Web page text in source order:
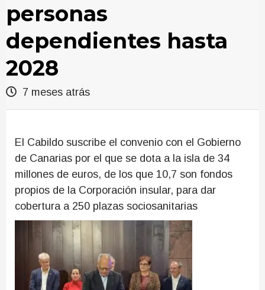
personas
dependientes hasta
2028
7 meses atrás
El Cabildo suscribe el convenio con el Gobierno
de Canarias por el que se dota a la isla de 34
millones de euros, de los que 10,7 son fondos
propios de la Corporación insular, para dar
cobertura a 250 plazas sociosanitarias